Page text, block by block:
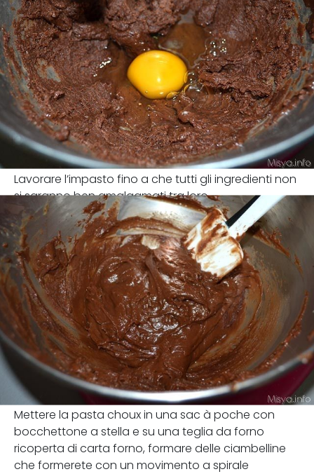
Lavorare l’impasto fino a che tutti gli ingredienti non
si saranno ben amalgamati tra loro.
Mettere la pasta choux in una sac à poche con
bocchettone a stella e su una teglia da forno
ricoperta di carta forno, formare delle ciambelline
che formerete con un movimento a spirale